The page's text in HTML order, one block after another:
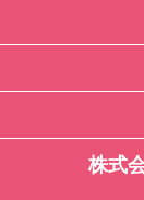
株式